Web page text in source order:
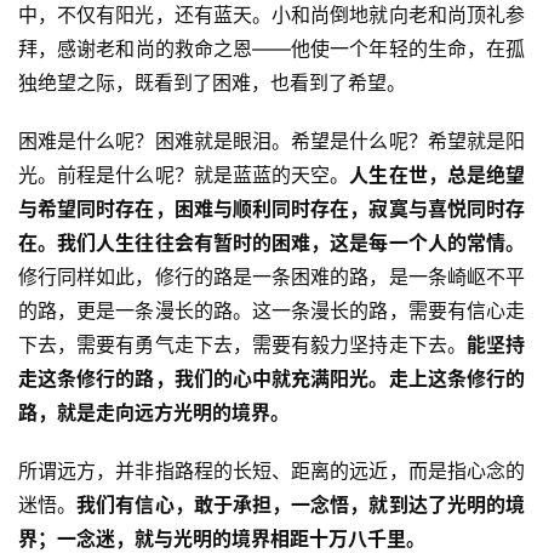
教
人
物
寺
院
巡
礼
视
频
纪
录
佛
教
艺
登录 注册
中，不仅有阳光，还有蓝天。小和尚倒地就向老和尚顶礼参
拜，感谢老和尚的救命之恩——他使一个年轻的生命，在孤
独绝望之际，既看到了困难，也看到了希望。
困难是什么呢？困难就是眼泪。希望是什么呢？希望就是阳
光。前程是什么呢？就是蓝蓝的天空。 人生在世，总是绝望
与希望同时存在，困难与顺利同时存在，寂寞与喜悦同时存
在。我们人生往往会有暂时的困难，这是每一个人的常情。
修行同样如此，修行的路是一条困难的路，是一条崎岖不平
的路，更是一条漫长的路。这一条漫长的路，需要有信心走
下去，需要有勇气走下去，需要有毅力坚持走下去。 能坚持
走这条修行的路，我们的心中就充满阳光。走上这条修行的
路，就是走向远方光明的境界。
所谓远方，并非指路程的长短、距离的远近，而是指心念的
迷悟。我们有信心，敢于承担，一念悟，就到达了光明的境
界；一念迷，就与光明的境界相距十万八千里。